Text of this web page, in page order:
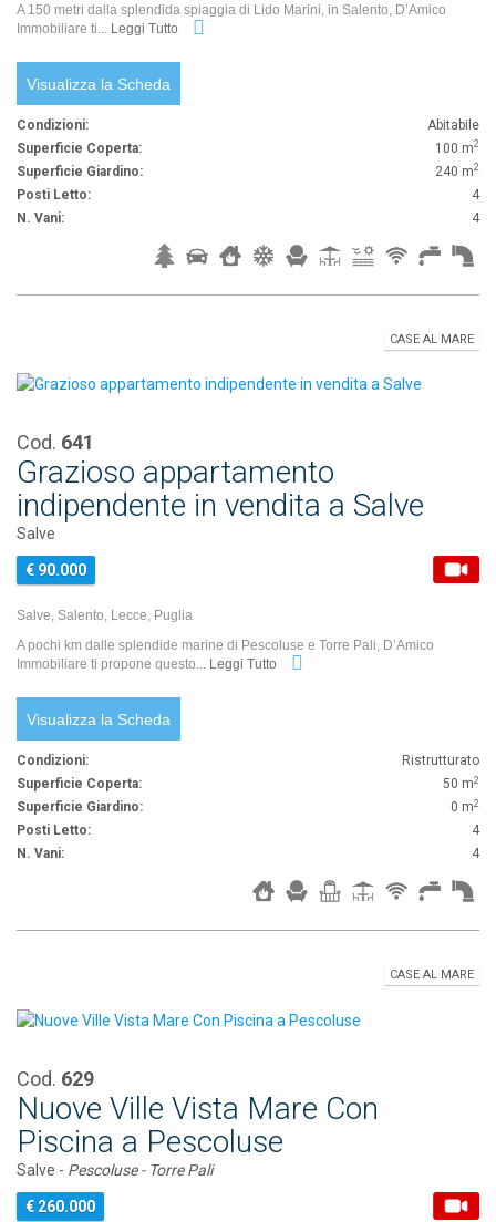
A 150 metri dalla splendida spiaggia di Lido Marini, in Salento, D’Amico
Immobiliare ti... Leggi Tutto
Visualizza la Scheda
Condizioni:
Abitabile
Superficie Coperta:
100 m2
Superficie Giardino: 240 m2
Posti Letto:
4
N. Vani:
4
CASE AL MARE
Cod. 641
Grazioso appartamento
indipendente in vendita a Salve
Salve
€ 90.000
Salve, Salento, Lecce, Puglia
A pochi km dalle splendide marine di Pescoluse e Torre Pali, D’Amico
Immobiliare ti propone questo... Leggi Tutto
Visualizza la Scheda
Condizioni:
Ristrutturato
Superficie Coperta:
50 m2
Superficie Giardino: 0 m2
Posti Letto:
4
N. Vani:
4
CASE AL MARE
Cod. 629
Nuove Ville Vista Mare Con
Piscina a Pescoluse
Salve - Pescoluse - Torre Pali
€ 260.000